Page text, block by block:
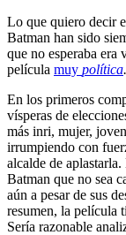
Lo que quiero decir
Batman han sido
que no esperaba
película muy política.
En los primeros
vísperas de
más inri, mujer,
irrumpiendo con
alcalde de
Batman que no sea
aún a pesar de sus
resumen, la película
Sería razonable